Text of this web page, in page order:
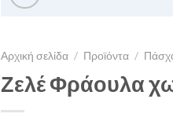
Αρχική σελίδα / Προϊόντα /
Ζελέ Φράουλα